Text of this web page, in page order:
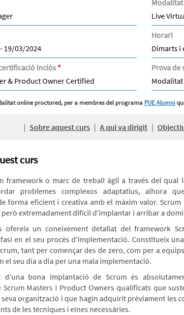
Live
19/03/2024
Horari
Dimarts i
inclòs *
& Product Owner Certified
Prova de
online proctored, per a membres del programa PUE Alumni
| Sobre aquest curs | A qui va dirigit |
curs
framework o marc de treball àgil a través del qual
problemes complexos adaptatius, alhora
forma eficient i creativa amb el màxim valor.
extremadament difícil d'implantar i arribar a
ofereix un coneixement detallat del framework
en el seu procés d'implementació. Constitueix
tant per començar des de zero, com per a
el seu dia a dia per una mala implementació.
bona implantació de Scrum és
Scrum Masters i Product Owners qualificats que
seva organització i que hagin adquirit prèviament les
de les tècniques i eines necessàries.